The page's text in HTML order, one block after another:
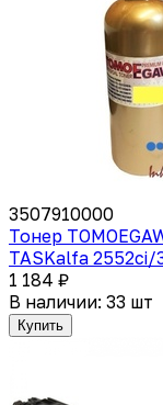
3507910000
Тонер
TASKalfa 2552ci/
1 184 ₽
В наличии: 33 шт
Купить